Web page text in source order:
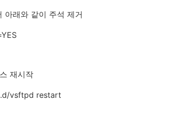
아래와 같이 주석 제거
재시작
vsftpd restart